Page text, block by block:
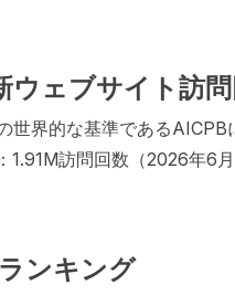
ウェブサイト訪
世界的な基準である
1.91M訪問回数（2026年6月
ンキング